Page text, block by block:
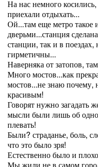
На нас немного
приехали отдыхать...
Ой...там еще метро такое
дверьми...станция
станции, так и в
гирметичны...
Наверняка от затопов,
Много мостов...как
мостов...не знаю почему,
красивым!
Говорят нужно загадать
мысли были лишь об
плевать!
Были? страданье, боль,
что это было зря!
Естественно было и